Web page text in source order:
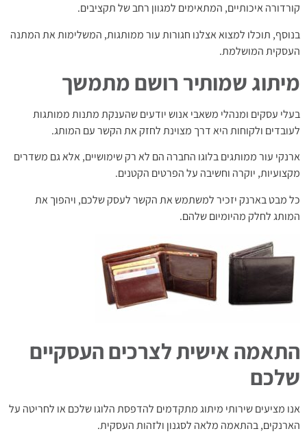
קורדורה איכותיים, המתאימים למגוון רחב של תקציבים.
בנוסף, תוכלו למצוא אצלנו חגורות עור ממותגות, המשלימות את המתנה
העסקית המושלמת.
מיתוג שמותיר רושם מתמשך
בעלי עסקים ומנהלי משאבי אנוש יודעים שהענקת מתנות ממותגות
לעובדים ולקוחות היא דרך מצוינת לחזק את הקשר עם המותג.
ארנקי עור ממותגים בלוגו החברה הם לא רק שימושיים, אלא גם משדרים
מקצועיות, יוקרה וחשיבה על הפרטים הקטנים.
כל מבט בארנק יזכיר למשתמש את הקשר לעסק שלכם, ויהפוך את
המותג לחלק מהיומיום שלהם.
התאמה אישית לצרכים העסקיים
שלכם
אנו מציעים שירותי מיתוג מתקדמים להדפסת הלוגו שלכם או לחריטה על
הארנקים, בהתאמה מלאה לסגנון ולזהות העסקית.